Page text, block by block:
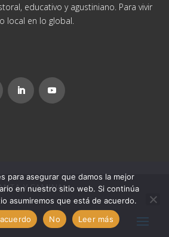
educativo y agustiniano. Para vivir
local en lo global.
Y CAMINA
para asegurar que damos la mejor
en nuestro sitio web. Si continúa
asumiremos que está de acuerdo.
No Leer más